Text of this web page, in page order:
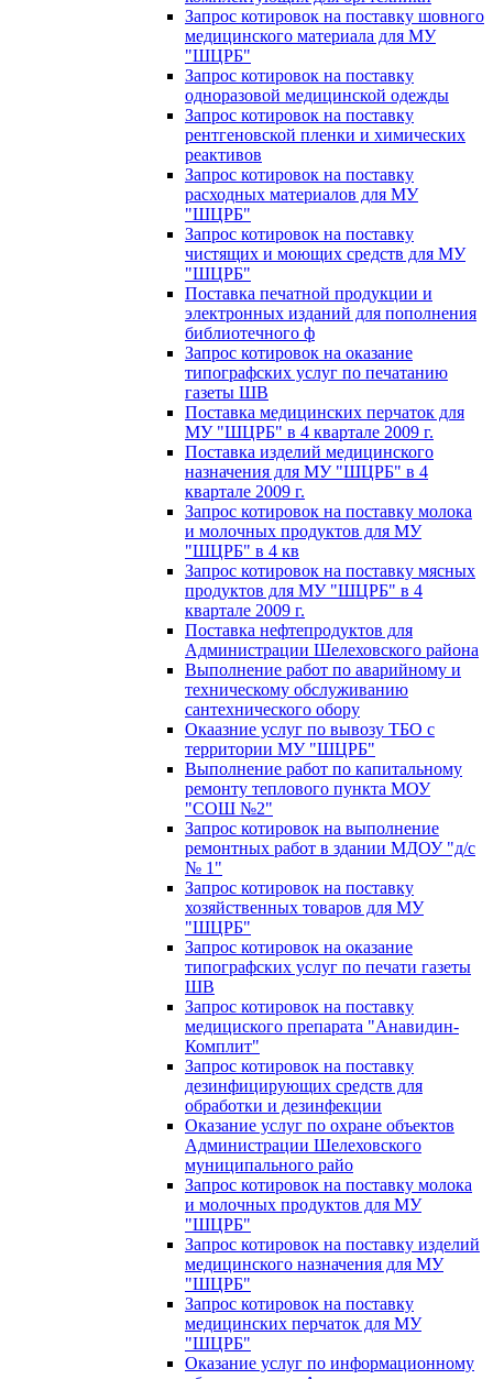
Запрос котировок на поставку шовного
медицинского материала для МУ
"ШЦРБ"
Запрос котировок на поставку
одноразовой медицинской одежды
Запрос котировок на поставку
рентгеновской пленки и химических
реактивов
Запрос котировок на поставку
расходных материалов для МУ
"ШЦРБ"
Запрос котировок на поставку
чистящих и моющих средств для МУ
"ШЦРБ"
Поставка печатной продукции и
электронных изданий для пополнения
библиотечного ф
Запрос котировок на оказание
типографских услуг по печатанию
газеты ШВ
Поставка медицинских перчаток для
МУ "ШЦРБ" в 4 квартале 2009 г.
Поставка изделий медицинского
назначения для МУ "ШЦРБ" в 4
квартале 2009 г.
Запрос котировок на поставку молока
и молочных продуктов для МУ
"ШЦРБ" в 4 кв
Запрос котировок на поставку мясных
продуктов для МУ "ШЦРБ" в 4
квартале 2009 г.
Поставка нефтепродуктов для
Администрации Шелеховского района
Выполнение работ по аварийному и
техническому обслуживанию
сантехнического обору
Окаазние услуг по вывозу ТБО с
территории МУ "ШЦРБ"
Выполнение работ по капитальному
ремонту теплового пункта МОУ
"СОШ №2"
Запрос котировок на выполнение
ремонтных работ в здании МДОУ "д/с
№ 1"
Запрос котировок на поставку
хозяйственных товаров для МУ
"ШЦРБ"
Запрос котировок на оказание
типографских услуг по печати газеты
ШВ
Запрос котировок на поставку
медициского препарата "Анавидин-
Комплит"
Запрос котировок на поставку
дезинфицирующих средств для
обработки и дезинфекции
Оказание услуг по охране объектов
Администрации Шелеховского
муниципального райо
Запрос котировок на поставку молока
и молочных продуктов для МУ
"ШЦРБ"
Запрос котировок на поставку изделий
медицинского назначения для МУ
"ШЦРБ"
Запрос котировок на поставку
медицинских перчаток для МУ
"ШЦРБ"
Оказание услуг по информационному